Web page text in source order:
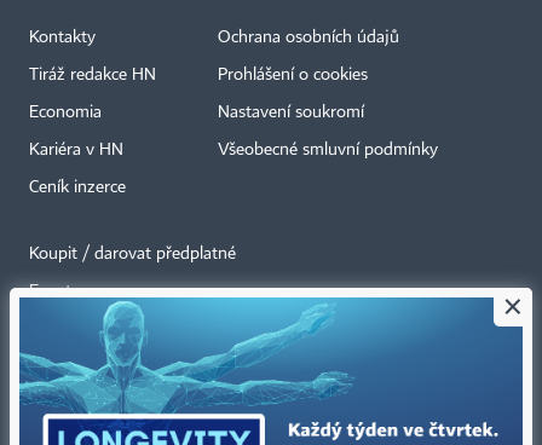
Kontakty
Tiráž redakce HN
Economia
Kariéra v HN
Ceník inzerce
Ochrana osobních údajů
Prohlášení o cookies
Nastavení soukromí
Všeobecné smluvní podmínky
Koupit / darovat předplatné
Eventy
Newslettery
RSS kanály
×